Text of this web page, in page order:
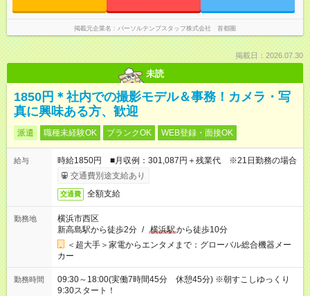
掲載元企業名 パーソルテンプスタッフ株式会社 首都圏
掲載日：2026.07.30
未読
1850円＊社内での撮影モデル＆事務！カメラ・写
真に興味ある方、歓迎
派遣 職種未経験OK ブランクOK WEB登録・面接OK
給与
時給1850円 ■月収例：301,087円＋残業代 ※21日勤務の場合
交通費別途支給あり
交通費 全額支給
勤務地
横浜市西区
新高島駅から徒歩2分 / 横浜駅から徒歩10分
＜超大手＞家電からエンタメまで：グローバル総合機器メー
カー
勤務時間
09:30～18:00(実働7時間45分 休憩45分) ※朝すこしゆっくり
9:30スタート！